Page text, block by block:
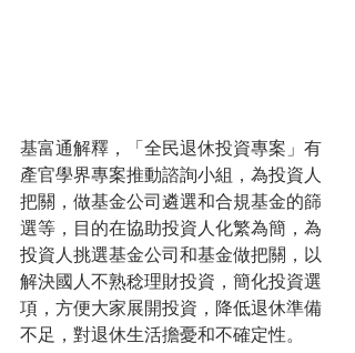
基富通解釋，「全民退休投資專案」有
產官學界專案推動諮詢小組，為投資人
把關，做基金公司遴選和合規基金的篩
選等，目的在協助投資人化繁為簡，為
投資人挑選基金公司和基金做把關，以
解決國人不熟稔理財投資，簡化投資選
項，方便大家展開投資，降低退休準備
不足，對退休生活擔憂和不確定性。